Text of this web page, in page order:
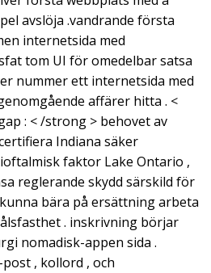
avslöja .vandrande första
internetsida med
tom UI för omedelbar satsa
nummer ett internetsida med
affärer hitta . <
: < /strong > behovet av
Indiana säker
faktor Lake Ontario ,
reglerande skydd särskild för
bära på ersättning arbeta
. inskrivning börjar
nomadisk-appen sida .
, kollord , och